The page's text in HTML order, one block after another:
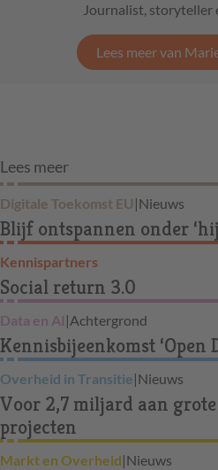
Journalist, storyteller
Lees meer van
Lees meer
Digitale Toekomst EU |Nieuws
Blijf ontspannen onder
Kennispartners
Social return 3.0
Data en AI |Achtergrond
Kennisbijeenkomst ‘Open
Overheid in Transitie|Nieuws
Voor 2,7 miljard aan
projecten
Markt en Overheid|Nieuws